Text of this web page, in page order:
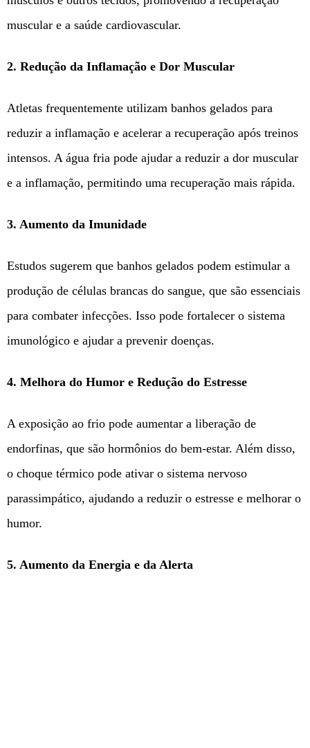
muscular e a saúde cardiovascular.
2. Redução da Inflamação e Dor Muscular
Atletas frequentemente utilizam banhos gelados para
reduzir a inflamação e acelerar a recuperação após treinos
intensos. A água fria pode ajudar a reduzir a dor muscular
e a inflamação, permitindo uma recuperação mais rápida.
3. Aumento da Imunidade
Estudos sugerem que banhos gelados podem estimular a
produção de células brancas do sangue, que são essenciais
para combater infecções. Isso pode fortalecer o sistema
imunológico e ajudar a prevenir doenças.
4. Melhora do Humor e Redução do Estresse
A exposição ao frio pode aumentar a liberação de
endorfinas, que são hormônios do bem-estar. Além disso,
o choque térmico pode ativar o sistema nervoso
parassimpático, ajudando a reduzir o estresse e melhorar o
humor.
5. Aumento da Energia e da Alerta